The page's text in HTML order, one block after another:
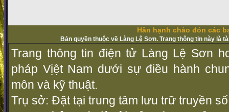
Hân hạnh chào đón các
Bản quyền thuộc về Làng Lệ Sơn. Trang thông tin này là
Trang thông tin điện tử Làng Lệ Sơn
pháp Vịệt Nam dưới sự điều hành
môn và kỹ thuật.
Trụ sở: Đặt tại trung tâm lưu trữ truyền